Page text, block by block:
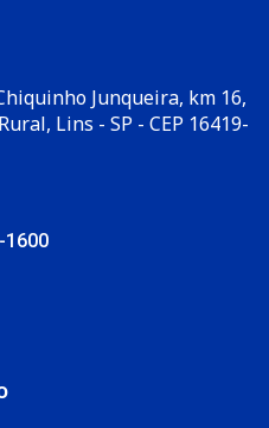
Junqueira, km 16,
Lins - SP - CEP 16419-
1600